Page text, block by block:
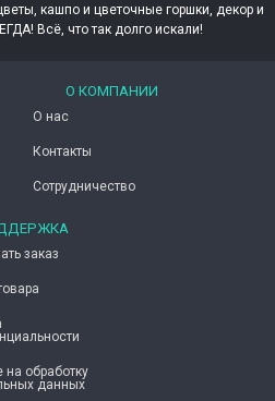
кашпо и цветочные горшки, декор и
Всё, что так долго искали!
О КОМПАНИИ
О нас
Контакты
Сотрудничество
заказ
​на обработку
данных